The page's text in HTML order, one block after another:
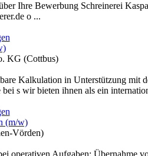
Ihre Bewerbung Schreinerei
o ...
KG (Cottbus)
Kalkulation in Unterstützung mit
s wir bieten ihnen als ein
(m/w)
Vörden)